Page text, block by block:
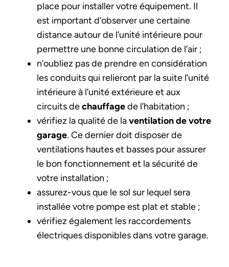
place pour installer votre équipement. Il
est important d’observer une certaine
distance autour de l’unité intérieure pour
permettre une bonne circulation de l’air ;
n’oubliez pas de prendre en considération
les conduits qui relieront par la suite l’unité
intérieure à l’unité extérieure et aux
circuits dechauffagede l’habitation ;
vérifiez la qualité de laventilation de votre
garage. Ce dernier doit disposer de
ventilations hautes et basses pour assurer
le bon fonctionnement et la sécurité de
votre installation ;
assurez-vous que le sol sur lequel sera
installée votre pompe est plat et stable ;
vérifiez également les raccordements
électriques disponibles dans votre garage.